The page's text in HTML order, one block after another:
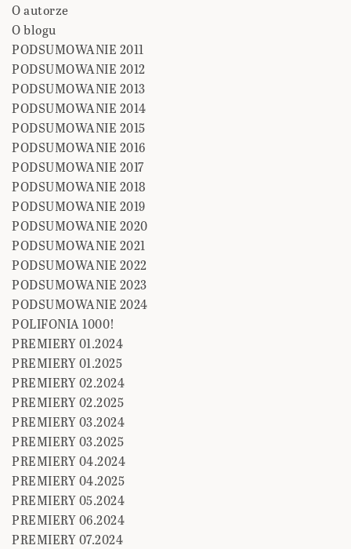
O autorze
O blogu
PODSUMOWANIE 2011
PODSUMOWANIE 2012
PODSUMOWANIE 2013
PODSUMOWANIE 2014
PODSUMOWANIE 2015
PODSUMOWANIE 2016
PODSUMOWANIE 2017
PODSUMOWANIE 2018
PODSUMOWANIE 2019
PODSUMOWANIE 2020
PODSUMOWANIE 2021
PODSUMOWANIE 2022
PODSUMOWANIE 2023
PODSUMOWANIE 2024
POLIFONIA 1000!
PREMIERY 01.2024
PREMIERY 01.2025
PREMIERY 02.2024
PREMIERY 02.2025
PREMIERY 03.2024
PREMIERY 03.2025
PREMIERY 04.2024
PREMIERY 04.2025
PREMIERY 05.2024
PREMIERY 06.2024
PREMIERY 07.2024